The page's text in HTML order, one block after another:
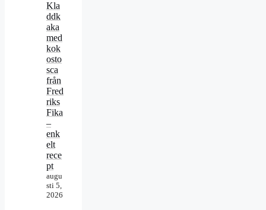
Kla
ddk
aka
med
kok
osto
sca
från
Fred
riks
Fika
–
enk
elt
rece
pt
augu
sti 5,
2026